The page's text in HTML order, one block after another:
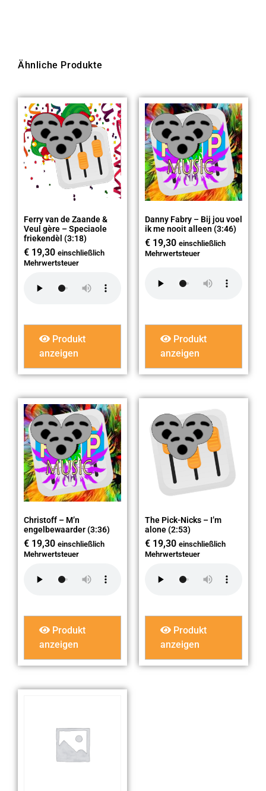
Ähnliche Produkte
Ferry van de Zaande &
Veul gère – Speciaole
friekendèl (3:18)
€ 19,30 einschließlich
Mehrwertsteuer
Produkt
anzeigen
Danny Fabry – Bij jou voel
ik me nooit alleen (3:46)
€ 19,30 einschließlich
Mehrwertsteuer
Produkt
anzeigen
Christoff – M’n
engelbewaarder (3:36)
€ 19,30 einschließlich
Mehrwertsteuer
Produkt
anzeigen
The Pick-Nicks – I’m
alone (2:53)
€ 19,30 einschließlich
Mehrwertsteuer
Produkt
anzeigen